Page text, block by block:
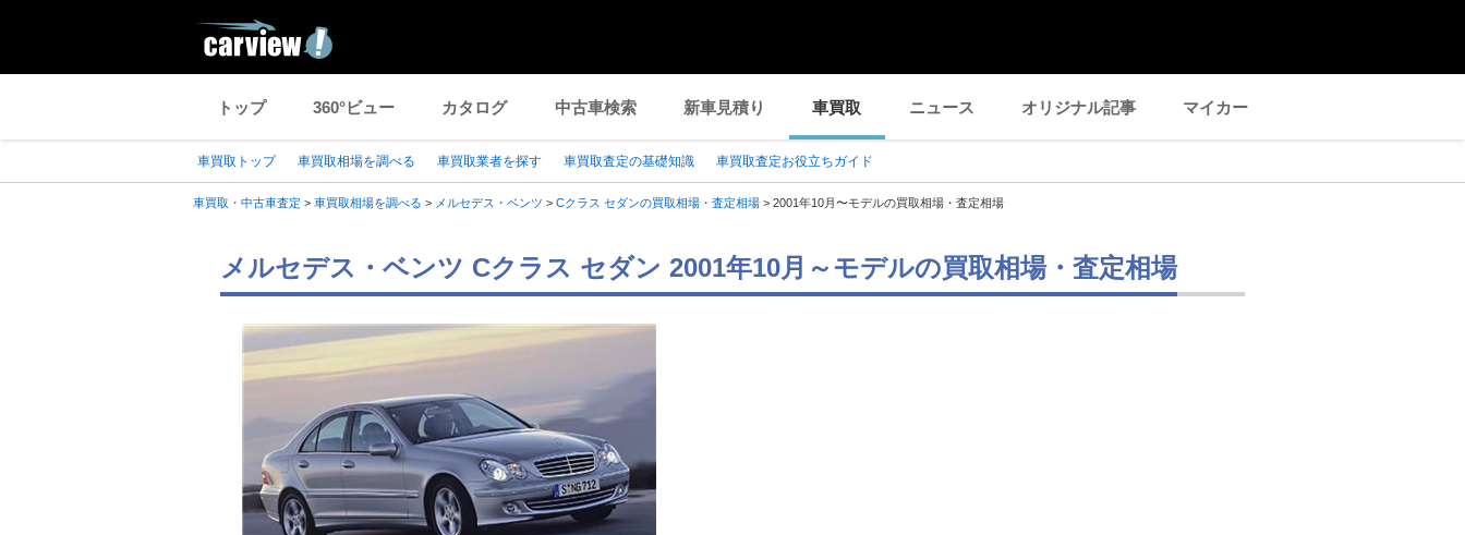
トップ 360°ビュー カタログ 中古車検索 新車見積り 車買取 ニュース オリジナル記事 マイカー
車買取トップ 車買取相場を調べる 車買取業者を探す 車買取査定の基礎知識 車買取査定お役立ちガイド
車買取・中古車査定 > 車買取相場を調べる > メルセデス・ベンツ > Cクラス セダンの買取相場・査定相場 > 2001年10月〜モデルの買取相場・査定相場
メルセデス・ベンツ Cクラス セダン 2001年10月～モデルの買取相場・査定相場